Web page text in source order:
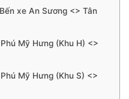
xe An Sương <> Tân
Mỹ Hưng (Khu H) <>
Mỹ Hưng (Khu S) <>